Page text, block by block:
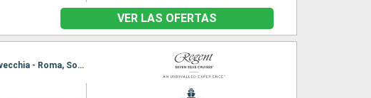
VER LAS OFERTAS
Itinerario : Barcelona, Sete, Toulon, Portofino, Pisa/Florencia (Livorno), Civitavecchia - Roma, Sorrento, Palma de Mallorca, Barcelona